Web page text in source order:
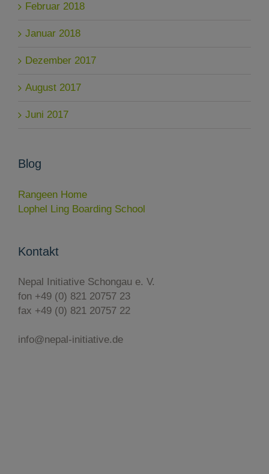
Februar 2018
Januar 2018
Dezember 2017
August 2017
Juni 2017
Blog
Rangeen Home
Lophel Ling Boarding School
Kontakt
Nepal Initiative Schongau e. V.
fon +49 (0) 821 20757 23
fax +49 (0) 821 20757 22
info@nepal-initiative.de